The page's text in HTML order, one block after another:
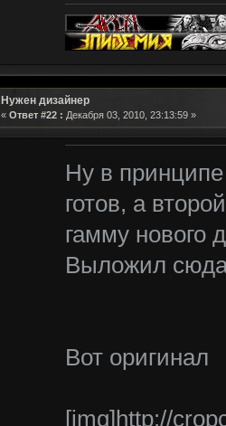
Нужен дизайнер
« Ответ #22 : Декабря 03, 2010, 23:13:59 »
Ну в
готов, а
гамму нового
Выложил
Вот оригинал
[img]http://